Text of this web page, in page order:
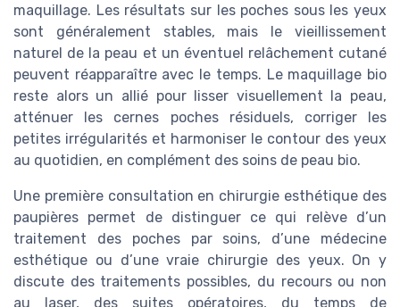
maquillage. Les résultats sur les poches sous les yeux
sont généralement stables, mais le vieillissement
naturel de la peau et un éventuel relâchement cutané
peuvent réapparaître avec le temps. Le maquillage bio
reste alors un allié pour lisser visuellement la peau,
atténuer les cernes poches résiduels, corriger les
petites irrégularités et harmoniser le contour des yeux
au quotidien, en complément des soins de peau bio.
Une première consultation en chirurgie esthétique des
paupières permet de distinguer ce qui relève d’un
traitement des poches par soins, d’une médecine
esthétique ou d’une vraie chirurgie des yeux. On y
discute des traitements possibles, du recours ou non
au laser, des suites opératoires, du temps de